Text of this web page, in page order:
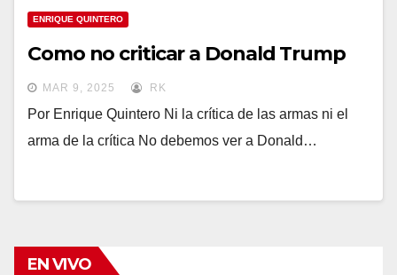
ENRIQUE QUINTERO
Como no criticar a Donald Trump
MAR 9, 2025 RK
Por Enrique Quintero Ni la crítica de las armas ni el
arma de la crítica No debemos ver a Donald…
EN VIVO